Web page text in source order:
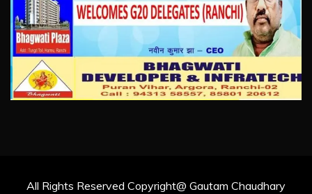
All Rights Reserved Copyright@ Gautam Chaudhary